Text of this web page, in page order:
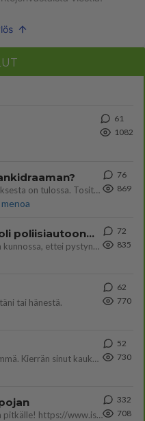
61
1082
Uusi draamasarja järkyttävästä tapauksesta on tulossa. Tositapahtumiin perustuva sarja ammentaa vuoden 1986 Mikkelin pan
76
869
Iäkäs Jämsäläinen mies kuoli poliisiautoon matkalla Jyväskylän putkaan
Iäkäs vanhus humalassa niin huonossa kunnossa, ettei pystynyt huolehtimaan itsestään niin ainoa apu sillä hetkellä oli
72
835
tai hänestä.
62
770
Olet pelkkä itsestään liikoja luuleva ämmä. Kierrän sinut kaukaa nyt ja aina. Olit mulle pelkkä lelu vaan.
52
730
Nyt menee kissalan poikien touhu liian pitkälle! https://www.is.fi/kotimaa/art-2000012193221.html Karu video mopomiiti
332
708